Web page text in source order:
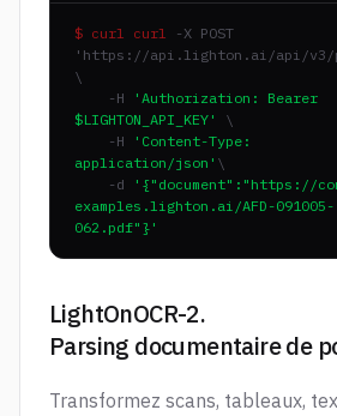
LightOnOCR-2.
Parsing documentaire de
Transformez scans, tableaux,
$ curl curl -X POST
'https://api.lighton.ai/api/v3/
\
-H
'Authorization: Bearer
$LIGHTON_API_KEY' \
-H
'Content-Type:
application/json' \
-d
'{"document":"https://
examples.lighton.ai/AFD-091005-
062.pdf"}'